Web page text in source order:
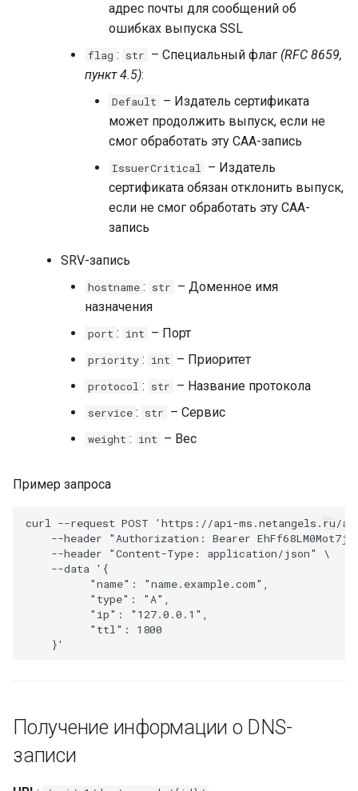
адрес почты для сообщений об
ошибках выпуска SSL
flag : str – Специальный флаг (RFC 8659,
пункт 4.5):
Default – Издатель сертификата
может продолжить выпуск, если не
смог обработать эту CAA-запись
IssuerCritical – Издатель
сертификата обязан отклонить выпуск,
если не смог обработать эту CAA-
запись
SRV-запись
hostname : str – Доменное имя
назначения
port : int – Порт
priority : int – Приоритет
protocol : str – Название протокола
service : str – Сервис
weight : int – Вес
Пример запроса
curl --request POST
'https://api-ms.netangels.ru/
--header
"Authorization: Bearer
--header
"Content-Type: application/json"
\
--data
'{
          "name": "name.example.com",
          "type": "A",
          "ip": "127.0.0.1",
          "ttl": 1800
    }'
Получение информации о DNS-
записи